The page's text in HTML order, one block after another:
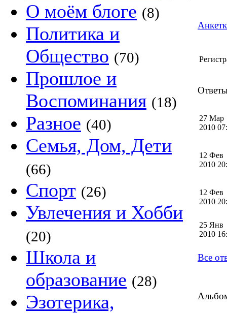
О моём блоге (8)
Политика и
Общество (70)
Прошлое и
Воспоминания (18)
Разное (40)
Семья, Дом, Дети
(66)
Спорт (26)
Увлечения и Хобби
(20)
Школа и
образование (28)
Эзотерика,
27 Мар
2010
12 Фев
2010
12 Фев
2010
25 Янв
2010
Все